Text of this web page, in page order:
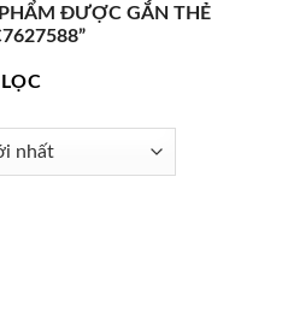
ĐƯỢC GẮN THẺ
LỌC